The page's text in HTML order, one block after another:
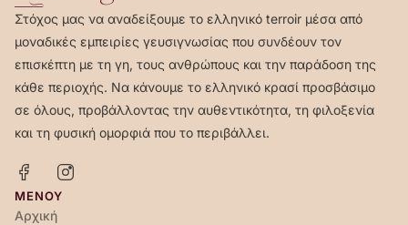
Στόχος μας να αναδείξουμε το ελληνικό terroir μέσα από
μοναδικές εμπειρίες γευσιγνωσίας που συνδέουν τον
επισκέπτη με τη γη, τους ανθρώπους και την παράδοση της
κάθε περιοχής. Να κάνουμε το ελληνικό κρασί προσβάσιμο
σε όλους, προβάλλοντας την αυθεντικότητα, τη φιλοξενία
και τη φυσική ομορφιά που το περιβάλλει.
ΜΕΝΟΎ
Αρχική